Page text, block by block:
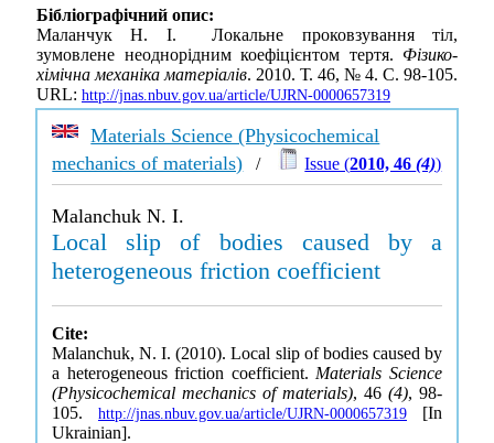
Бібліографічний опис:
Маланчук Н. І. Локальне проковзування тіл,
зумовлене неоднорідним коефіцієнтом тертя. Фізико-
хімічна механіка матеріалів. 2010. Т. 46, № 4. С. 98-105.
URL: http://jnas.nbuv.gov.ua/article/UJRN-0000657319
Materials Science (Physicochemical
mechanics of materials) / Issue (2010, 46(4))
Malanchuk N. I.
Local slip of bodies caused by a
heterogeneous friction coefficient
Cite:
Malanchuk, N. I. (2010). Local slip of bodies caused by
a heterogeneous friction coefficient. Materials Science
(Physicochemical mechanics of materials), 46 (4), 98-
105. http://jnas.nbuv.gov.ua/article/UJRN-0000657319 [In
Ukrainian].